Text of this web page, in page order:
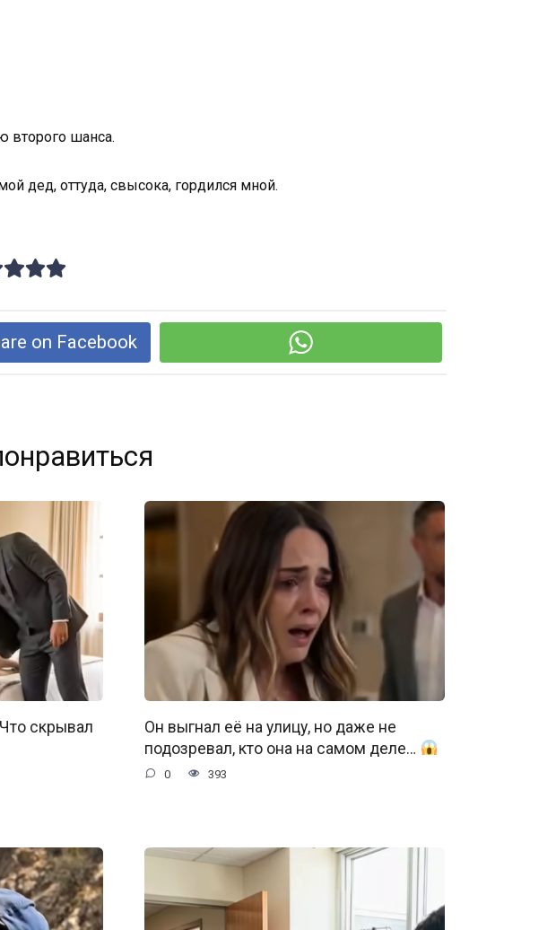
второго шанса.
дед, оттуда, свысока, гордился мной.
on Facebook
скрывал
Он выгнал её на улицу, но даже не
подозревал, кто она на самом деле…
0 393